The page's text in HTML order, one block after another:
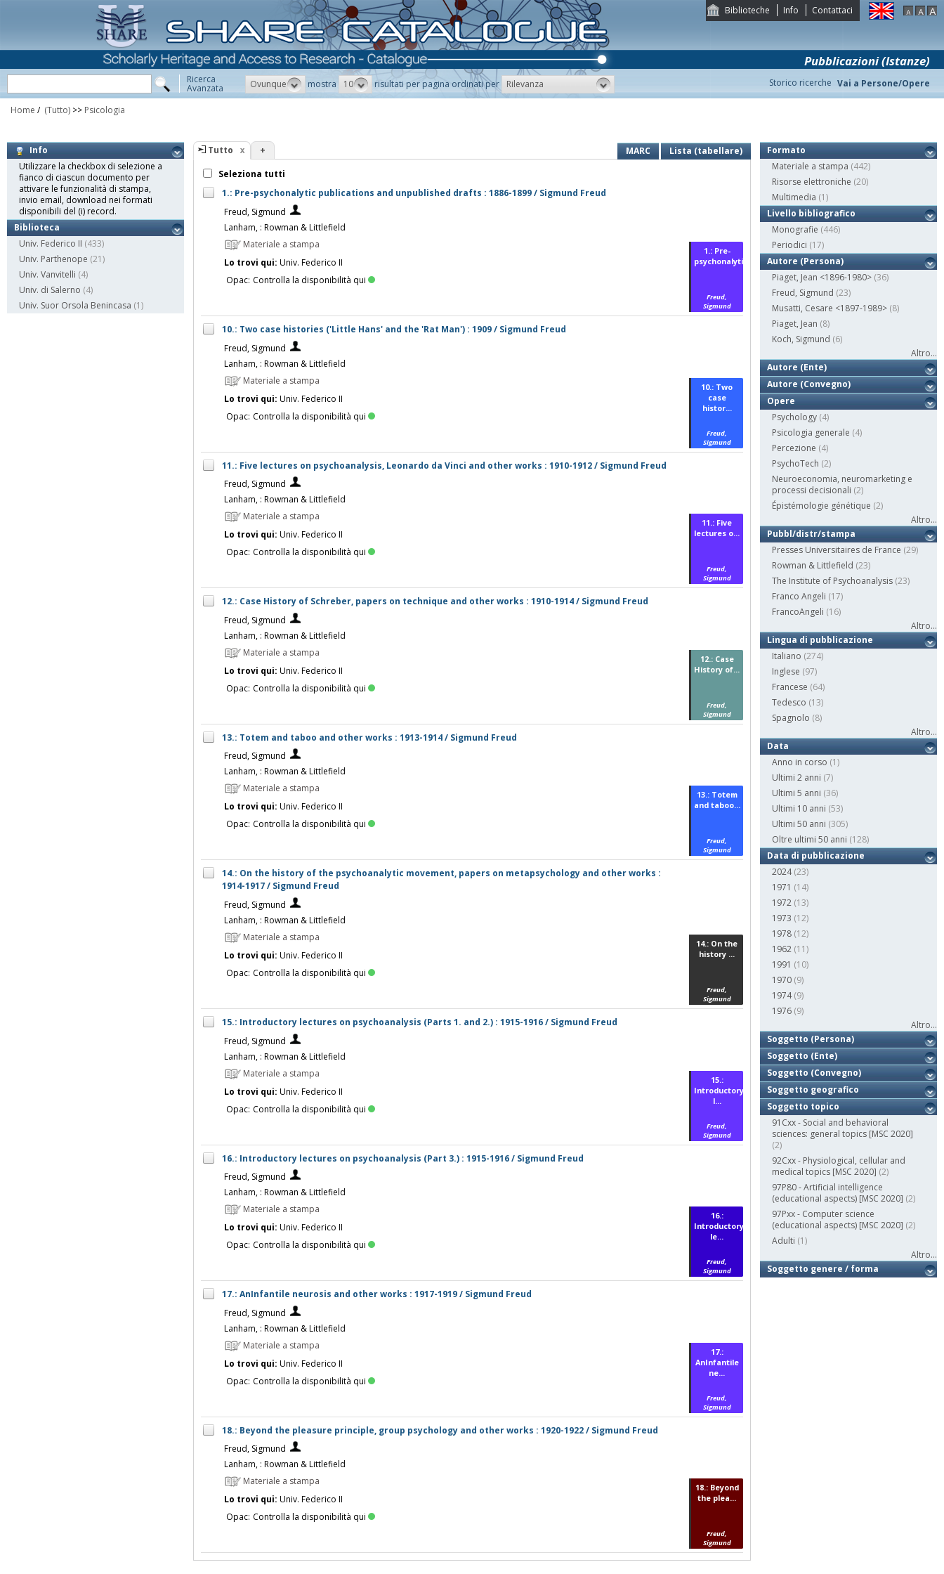
Biblioteche Info Contattaci
Storico ricerche
Pubblicazioni (Istanze)
Ricerca
Avanzata Ovunque mostra 10 risultati per pagina ordinati per Rilevanza Vai a Persone/Opere
Home / (Tutto) >> Psicologia
Info
Utilizzare la checkbox di selezione a
fianco di ciascun documento per
attivare le funzionalità di stampa,
invio email, download nei formati
disponibili del (i) record.
Biblioteca
Univ. Federico II (433)
Univ. Parthenope (21)
Univ. Vanvitelli (4)
Univ. di Salerno (4)
Univ. Suor Orsola Benincasa (1)
Tutto + MARC
Lista (tabellare)
Seleziona tutti
1.: Pre-psychonalytic publications and unpublished drafts : 1886-1899 / Sigmund Freud
Freud, Sigmund
Lanham, : Rowman & Littlefield
Materiale a stampa
Lo trovi qui: Univ. Federico II
Opac: Controlla la disponibilità qui
1.: Pre-
psychonalyti...
Freud,
Sigmund
10.: Two case histories ('Little Hans' and the 'Rat Man') : 1909 / Sigmund Freud
Freud, Sigmund
Lanham, : Rowman & Littlefield
Materiale a stampa
Lo trovi qui: Univ. Federico II
Opac: Controlla la disponibilità qui
10.: Two
case
histor...
Freud,
Sigmund
11.: Five lectures on psychoanalysis, Leonardo da Vinci and other works : 1910-1912 / Sigmund Freud
Freud, Sigmund
Lanham, : Rowman & Littlefield
Materiale a stampa
Lo trovi qui: Univ. Federico II
Opac: Controlla la disponibilità qui
11.: Five
lectures o...
Freud,
Sigmund
12.: Case History of Schreber, papers on technique and other works : 1910-1914 / Sigmund Freud
Freud, Sigmund
Lanham, : Rowman & Littlefield
Materiale a stampa
Lo trovi qui: Univ. Federico II
Opac: Controlla la disponibilità qui
12.: Case
History of...
Freud,
Sigmund
13.: Totem and taboo and other works : 1913-1914 / Sigmund Freud
Freud, Sigmund
Lanham, : Rowman & Littlefield
Materiale a stampa
Lo trovi qui: Univ. Federico II
Opac: Controlla la disponibilità qui
13.: Totem
and taboo...
Freud,
Sigmund
14.: On the history of the psychoanalytic movement, papers on metapsychology and other works :
1914-1917 / Sigmund Freud
Freud, Sigmund
Lanham, : Rowman & Littlefield
Materiale a stampa
Lo trovi qui: Univ. Federico II
Opac: Controlla la disponibilità qui
14.: On the
history ...
Freud,
Sigmund
15.: Introductory lectures on psychoanalysis (Parts 1. and 2.) : 1915-1916 / Sigmund Freud
Freud, Sigmund
Lanham, : Rowman & Littlefield
Materiale a stampa
Lo trovi qui: Univ. Federico II
Opac: Controlla la disponibilità qui
15.:
Introductory
l...
Freud,
Sigmund
16.: Introductory lectures on psychoanalysis (Part 3.) : 1915-1916 / Sigmund Freud
Freud, Sigmund
Lanham, : Rowman & Littlefield
Materiale a stampa
Lo trovi qui: Univ. Federico II
Opac: Controlla la disponibilità qui
16.:
Introductory
le...
Freud,
Sigmund
17.: AnInfantile neurosis and other works : 1917-1919 / Sigmund Freud
Freud, Sigmund
Lanham, : Rowman & Littlefield
Materiale a stampa
Lo trovi qui: Univ. Federico II
Opac: Controlla la disponibilità qui
17.:
AnInfantile
ne...
Freud,
Sigmund
18.: Beyond the pleasure principle, group psychology and other works : 1920-1922 / Sigmund Freud
Freud, Sigmund
Lanham, : Rowman & Littlefield
Materiale a stampa
Lo trovi qui: Univ. Federico II
Opac: Controlla la disponibilità qui
18.: Beyond
the plea...
Freud,
Sigmund
Formato
Materiale a stampa (442)
Risorse elettroniche (20)
Multimedia (1)
Livello bibliografico
Monografie (446)
Periodici (17)
Autore (Persona)
Piaget, Jean <1896-1980> (36)
Freud, Sigmund (23)
Musatti, Cesare <1897-1989> (8)
Piaget, Jean (8)
Koch, Sigmund (6)
Altro...
Autore (Ente)
Autore (Convegno)
Opere
Psychology (4)
Psicologia generale (4)
Percezione (4)
PsychoTech (2)
Neuroeconomia, neuromarketing e
processi decisionali (2)
Épistémologie génétique (2)
Altro...
Pubbl/distr/stampa
Presses Universitaires de France (29)
Rowman & Littlefield (23)
The Institute of Psychoanalysis (23)
Franco Angeli (17)
FrancoAngeli (16)
Altro...
Lingua di pubblicazione
Italiano (274)
Inglese (97)
Francese (64)
Tedesco (13)
Spagnolo (8)
Altro...
Data
Anno in corso (1)
Ultimi 2 anni (7)
Ultimi 5 anni (36)
Ultimi 10 anni (53)
Ultimi 50 anni (305)
Oltre ultimi 50 anni (128)
Data di pubblicazione
2024 (23)
1971 (14)
1972 (13)
1973 (12)
1978 (12)
1962 (11)
1991 (10)
1970 (9)
1974 (9)
1976 (9)
Altro...
Soggetto (Persona)
Soggetto (Ente)
Soggetto (Convegno)
Soggetto geografico
Soggetto topico
91Cxx - Social and behavioral
sciences: general topics [MSC 2020]
(2)
92Cxx - Physiological, cellular and
medical topics [MSC 2020] (2)
97P80 - Artificial intelligence
(educational aspects) [MSC 2020] (2)
97Pxx - Computer science
(educational aspects) [MSC 2020] (2)
Adulti (1)
Altro...
Soggetto genere / forma